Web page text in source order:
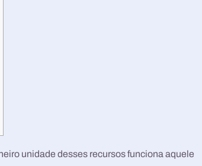
unidade desses recursos funciona aquele